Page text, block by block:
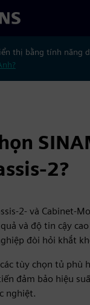
thị bằng tính năng
2?
2- và Cabinet-
và độ tin cậy
đòi hỏi khắt
tùy chọn tủ phù
đảm bảo hiệu
nghiệt.